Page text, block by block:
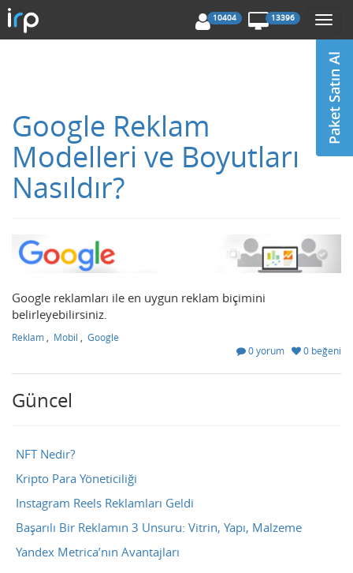
10404 13396
Google Reklam
Modelleri ve Boyutları
Nasıldır?
Google reklamları ile en uygun reklam biçimini
belirleyebilirsiniz.
Reklam Mobil
Google
0 yorum
0 beğeni
Güncel
NFT Nedir?
Kripto Para Yöneticiliği
Instagram Reels Reklamları Geldi
Başarılı Bir Reklamın 3 Unsuru: Vitrin, Yapı, Malzeme
Yandex Metrica’nın Avantajları